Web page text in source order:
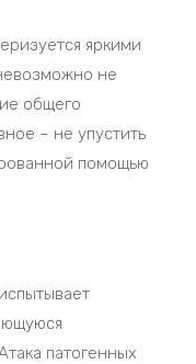
яркими
не
общего
– не упустить
помощью
патогенных